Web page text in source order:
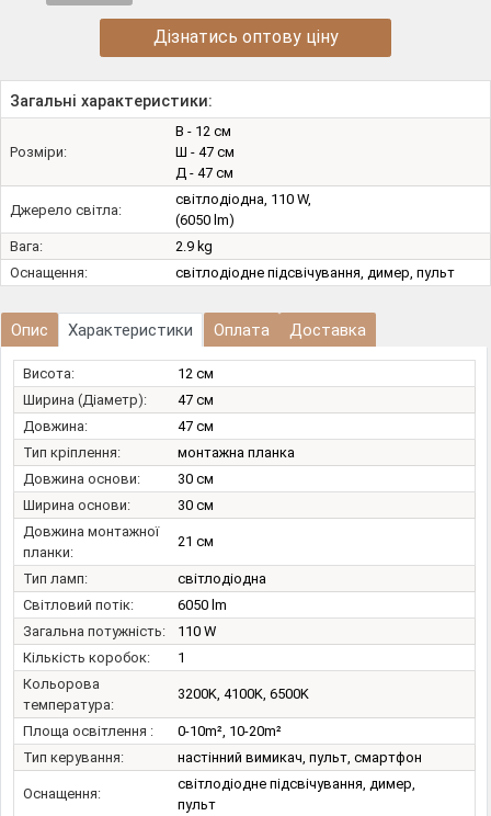
Дізнатись оптову ціну
Загальні характеристики:
Розміри:
В - 12 см
Ш - 47 см
Д - 47 см
Джерело світла:
світлодіодна, 110 W,
(6050 lm)
Вага:
2.9 kg
Оснащення:
світлодіодне підсвічування, димер, пульт
Опис Характеристики Оплата Доставка
Висота:
12 см
Ширина (Діаметр):
47 см
Довжина:
47 см
Тип кріплення:
монтажна планка
Довжина основи:
30 см
Ширина основи:
30 см
Довжина монтажної
планки:
21 см
Тип ламп:
світлодіодна
Світловий потік:
6050 lm
Загальна потужність:
110 W
Кількість коробок:
1
Кольорова
температура:
3200K, 4100K, 6500K
Площа освітлення :
0-10m², 10-20m²
Тип керування:
настінний вимикач, пульт, смартфон
Оснащення:
світлодіодне підсвічування, димер,
пульт